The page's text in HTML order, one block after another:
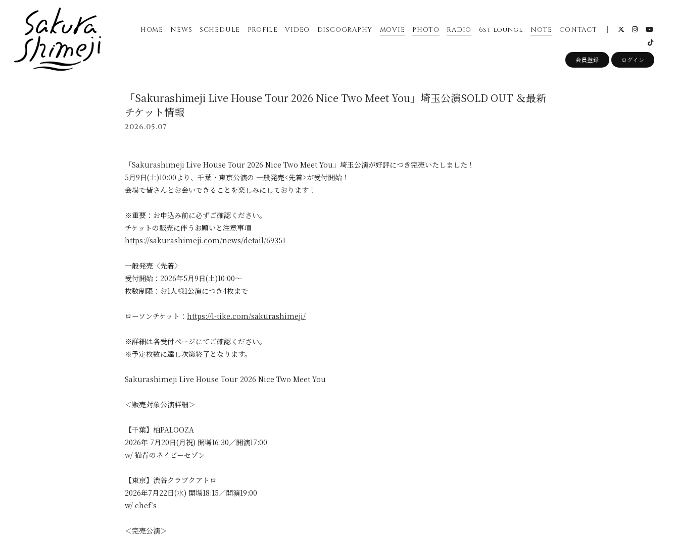
HOME NEWS SCHEDULE PROFILE VIDEO DISCOGRAPHY MOVIE PHOTO RADIO 6st lounge NOTE CONTACT
会員登録 ログイン
「Sakurashimeji Live House Tour 2026 Nice Two Meet You」埼玉公演SOLD OUT ＆最新
チケット情報
2026.05.07
「Sakurashimeji Live House Tour 2026 Nice Two Meet You」埼玉公演が好評につき完売いたしました！
5月9日(土)10:00より、千葉・東京公演の 一般発売<先着>が受付開始！
会場で皆さんとお会いできることを楽しみにしております！
※重要：お申込み前に必ずご確認ください。
チケットの販売に伴うお願いと注意事項
https://sakurashimeji.com/news/detail/69351
一般発売〈先着〉
受付開始：2026年5月9日(土)10:00～
枚数制限：お1人様1公演につき4枚まで
ローソンチケット： https://l-tike.com/sakurashimeji/
※詳細は各受付ページにてご確認ください。
※予定枚数に達し次第終了となります。
Sakurashimeji Live House Tour 2026 Nice Two Meet You
＜販売対象公演詳細＞
【千葉】柏PALOOZA
2026年 7月20日(月祝) 開場16:30／開演17:00
w/ 猫背のネイビーセゾン
【東京】渋谷クラブクアトロ
2026年7月22日(水) 開場18:15／開演19:00
w/ chef’s
＜完売公演＞